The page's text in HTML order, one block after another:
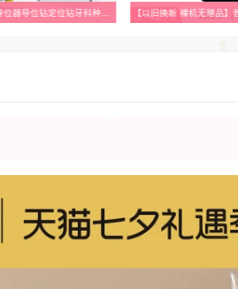
种植导位器导位钻定位钻牙科种植定位钻套装韩国口腔种植器械